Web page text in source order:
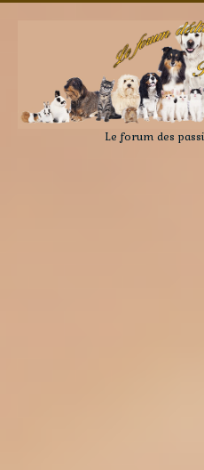
Le forum des